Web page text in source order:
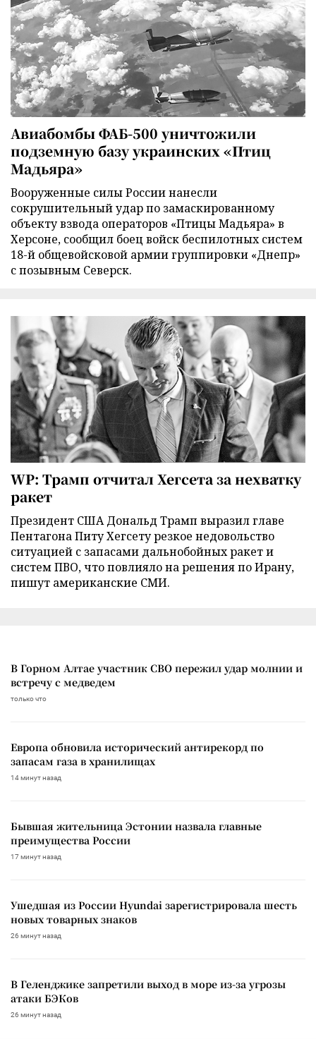
Авиабомбы ФАБ-500 уничтожили
подземную базу украинских «Птиц
Мадьяра»
Вооруженные силы России нанесли
сокрушительный удар по замаскированному
объекту взвода операторов «Птицы Мадьяра» в
Херсоне, сообщил боец войск беспилотных систем
18-й общевойсковой армии группировки «Днепр»
с позывным Северск.
WP: Трамп отчитал Хегсета за нехватку
ракет
Президент США Дональд Трамп выразил главе
Пентагона Питу Хегсету резкое недовольство
ситуацией с запасами дальнобойных ракет и
систем ПВО, что повлияло на решения по Ирану,
пишут американские СМИ.
В Горном Алтае участник СВО пережил удар молнии и
встречу с медведем
только что
Европа обновила исторический антирекорд по
запасам газа в хранилищах
14 минут назад
Бывшая жительница Эстонии назвала главные
преимущества России
17 минут назад
Ушедшая из России Hyundai зарегистрировала шесть
новых товарных знаков
26 минут назад
В Геленджике запретили выход в море из-за угрозы
атаки БЭКов
26 минут назад